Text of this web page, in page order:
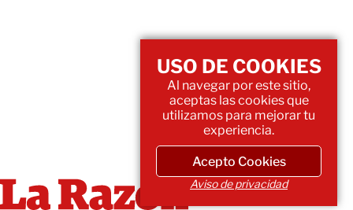
USO DE COOKIES
Al navegar por este sitio,
aceptas las cookies que
utilizamos para mejorar tu
experiencia.
Acepto Cookies
Aviso de privacidad